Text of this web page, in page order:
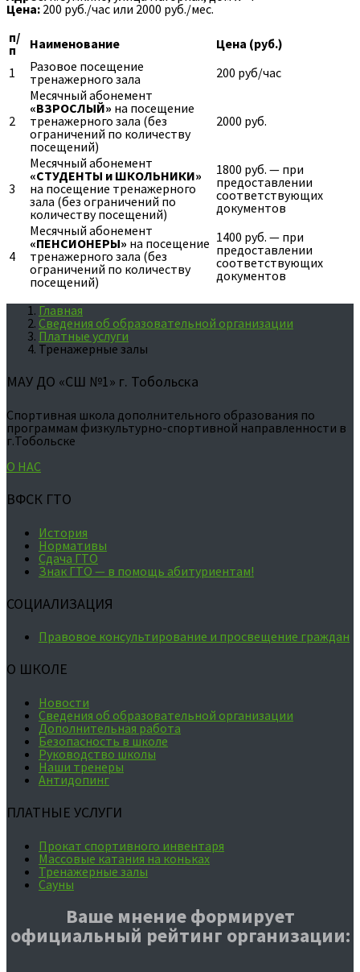
Цена: 200 руб./час или 2000 руб./мес.
п/
п
Наименование
Цена (руб.)
1
Разовое посещение
тренажерного зала
200 руб/час
2
Месячный абонемент
«ВЗРОСЛЫЙ» на посещение
тренажерного зала (без
ограничений по количеству
посещений)
2000 руб.
3
Месячный абонемент
«СТУДЕНТЫ и ШКОЛЬНИКИ»
на посещение тренажерного
зала (без ограничений по
количеству посещений)
1800 руб. — при
предоставлении
соответствующих
документов
4
Месячный абонемент
«ПЕНСИОНЕРЫ» на посещение
тренажерного зала (без
ограничений по количеству
посещений)
1400 руб. — при
предоставлении
соответствующих
документов
Главная
Сведения об образовательной организации
Платные услуги
Тренажерные залы
МАУ ДО «СШ №1» г. Тобольска
Спортивная школа дополнительного образования по
программам физкультурно-спортивной направленности в
г.Тобольске
О НАС
ВФСК ГТО
История
Нормативы
Сдача ГТО
Знак ГТО — в помощь абитуриентам!
СОЦИАЛИЗАЦИЯ
Правовое консультирование и просвещение граждан
О ШКОЛЕ
Новости
Сведения об образовательной организации
Дополнительная работа
Безопасность в школе
Руководство школы
Наши тренеры
Антидопинг
ПЛАТНЫЕ УСЛУГИ
Прокат спортивного инвентаря
Массовые катания на коньках
Тренажерные залы
Сауны
Ваше мнение формирует
официальный рейтинг организации: